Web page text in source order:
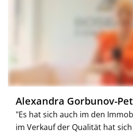
Alexandra Gorbunov-
"Es hat sich auch im den
im Verkauf der Qualität hat